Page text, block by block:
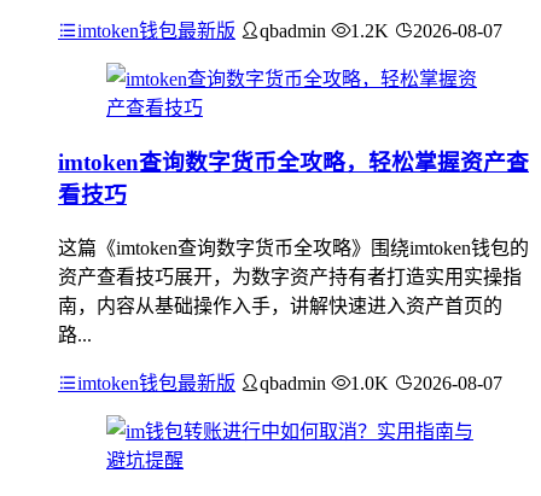
imtoken钱包最新版 qbadmin 1.2K 2026-08-07
imtoken查询数字货币全攻略，轻松掌握资产查
看技巧
这篇《imtoken查询数字货币全攻略》围绕imtoken钱包的
资产查看技巧展开，为数字资产持有者打造实用实操指
南，内容从基础操作入手，讲解快速进入资产首页的
路...
imtoken钱包最新版 qbadmin 1.0K 2026-08-07